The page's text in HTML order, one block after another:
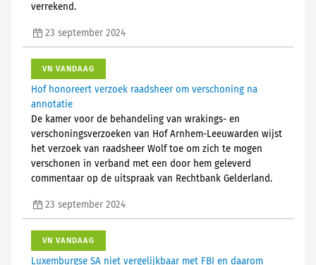
verrekend.
23 september 2024
VN VANDAAG
Hof honoreert verzoek raadsheer om verschoning na
annotatie
De kamer voor de behandeling van wrakings- en
verschoningsverzoeken van Hof Arnhem-Leeuwarden wijst
het verzoek van raadsheer Wolf toe om zich te mogen
verschonen in verband met een door hem geleverd
commentaar op de uitspraak van Rechtbank Gelderland.
23 september 2024
VN VANDAAG
Luxemburgse SA niet vergelijkbaar met FBI en daarom